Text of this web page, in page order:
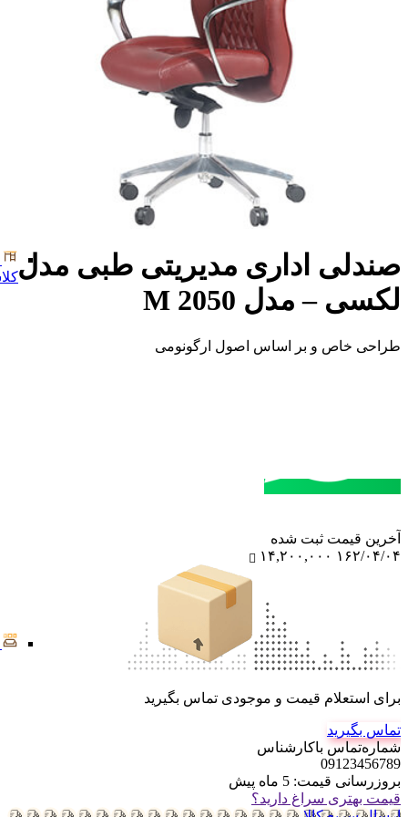
صندلی اداری مدیریتی طبی مدل
لکسی – مدل M 2050
طراحی خاص و بر اساس اصول ارگونومی
آخرین‌ قیمت ثبت‌ شده
۱۶۲/۰۴/۰۴ ۱۴,۲۰۰,۰۰۰
برای استعلام قیمت و موجودی تماس بگیرید
تماس بگیرید
شماره‌تماس‌ با‌کارشناس
09123456789
بروزرسانی قیمت: 5 ماه پیش
قیمت بهتری سراغ دارید؟